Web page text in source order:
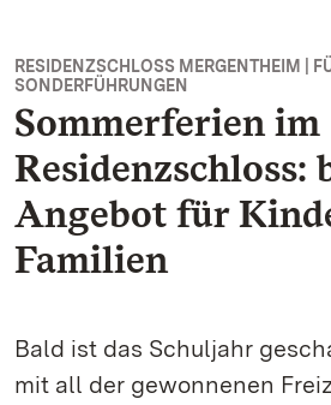
RESIDENZSCHLOSS MERGENTHEIM |
SONDERFÜHRUNGEN
Sommerferien im
Residenzschloss:
Angebot für
Familien
Bald ist das Schuljahr
mit all der gewonnenen